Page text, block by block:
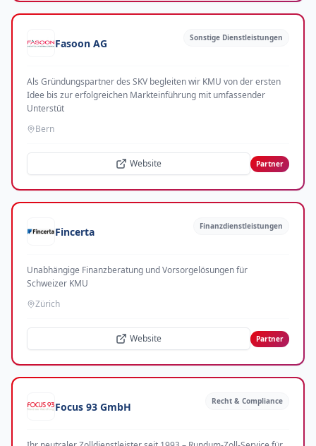
Fasoon AG Sonstige Dienstleistungen
Als Gründungspartner des SKV begleiten wir KMU von der ersten
Idee bis zur erfolgreichen Markteinführung mit umfassender
Unterstüt
Bern
Website Partner
Fincerta Finanzdienstleistungen
Unabhängige Finanzberatung und Vorsorgelösungen für
Schweizer KMU
Zürich
Website Partner
Focus 93 GmbH Recht & Compliance